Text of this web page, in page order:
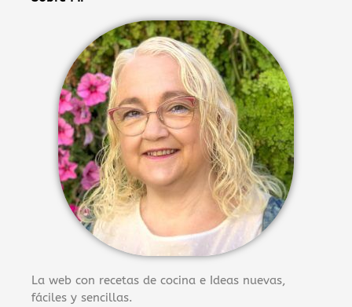
La web con recetas de cocina e Ideas nuevas,
fáciles y sencillas.